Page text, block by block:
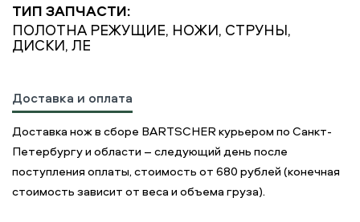
ТИП ЗАПЧАСТИ:
ПОЛОТНА РЕЖУЩИЕ, НОЖИ, СТРУНЫ,
ДИСКИ, ЛЕ
Доставка и оплата
Доставка нож в сборе BARTSCHER курьером по Санкт-
Петербургу и области – следующий день после
поступления оплаты, стоимость от 680 рублей (конечная
стоимость зависит от веса и объема груза).